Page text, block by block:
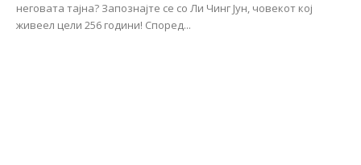
неговата тајна? Запознајте се со Ли Чинг Јун, човекот кој
живеел цели 256 години! Според...